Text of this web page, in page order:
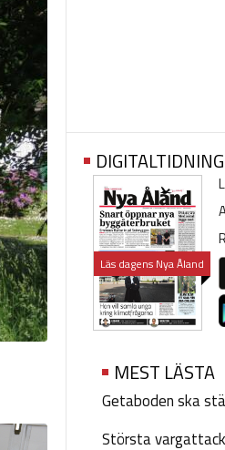
Läs dagens Nya Åland
MEST LÄSTA
Getaboden ska
Största